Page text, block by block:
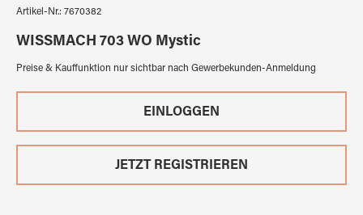
Artikel-Nr.: 7670382
WISSMACH 703 WO Mystic
Preise & Kauffunktion nur sichtbar nach Gewerbekunden-Anmeldung
EINLOGGEN
JETZT REGISTRIEREN